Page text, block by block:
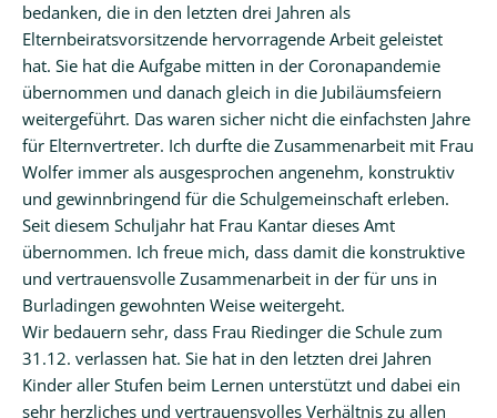
bedanken, die in den letzten drei Jahren als
Elternbeiratsvorsitzende hervorragende Arbeit geleistet
hat. Sie hat die Aufgabe mitten in der Coronapandemie
übernommen und danach gleich in die Jubiläumsfeiern
weitergeführt. Das waren sicher nicht die einfachsten Jahre
für Elternvertreter. Ich durfte die Zusammenarbeit mit Frau
Wolfer immer als ausgesprochen angenehm, konstruktiv
und gewinnbringend für die Schulgemeinschaft erleben.
Seit diesem Schuljahr hat Frau Kantar dieses Amt
übernommen. Ich freue mich, dass damit die konstruktive
und vertrauensvolle Zusammenarbeit in der für uns in
Burladingen gewohnten Weise weitergeht.
Wir bedauern sehr, dass Frau Riedinger die Schule zum
31.12. verlassen hat. Sie hat in den letzten drei Jahren
Kinder aller Stufen beim Lernen unterstützt und dabei ein
sehr herzliches und vertrauensvolles Verhältnis zu allen